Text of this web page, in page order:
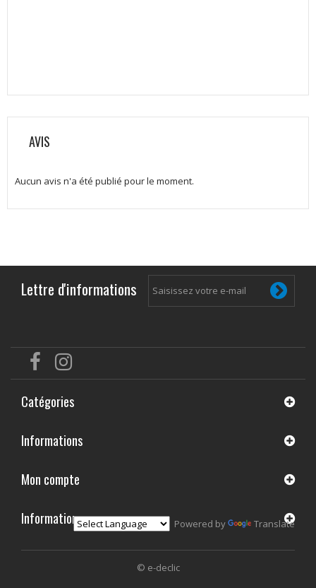
AVIS
Aucun avis n'a été publié pour le moment.
Lettre d'informations
Catégories
Informations
© e-declic
Mon compte
Informations Powered by Translate